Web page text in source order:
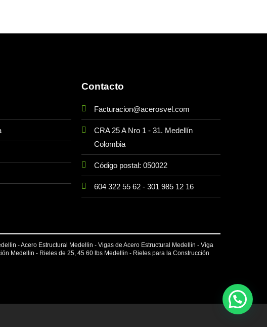
Contacto
Facturacion@acerosvel.com
CRA 25 A Nro 1 - 31. Medellín
Colombia
Código postal: 050022
604 322 55 62- 301 985 12 16
- Acero Estructural Medellin - Vigas de Acero Estructural Medellin - Viga
Medellin - Rieles de 25, 45 60 lbs Medellin - Rieles para la Construcción